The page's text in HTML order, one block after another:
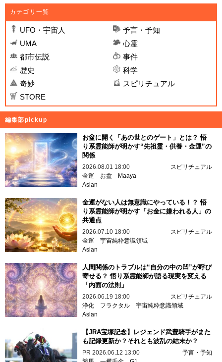
カテゴリ一覧
UFO・宇宙人
予言・予知
UMA
心霊
都市伝説
事件
歴史
科学
奇妙
スピリチュアル
STORE
編集部pickup
お盆に開く「あの世とのゲート」とは？ 悟
り系霊能師が明かす“先祖霊・供養・金運”の
関係
2026.08.01 18:00
スピリチュアル
金運
お盆
Maaya
Aslan
金運がない人は無意識にやっている！？ 悟
り系霊能師が明かす「お金に嫌われる人」の
共通点
2026.07.10 18:00
スピリチュアル
金運 宇宙純粋意識領域
Aslan
人間関係のトラブルは“自分の中の凹”が呼び
寄せる？ 悟り系霊能師が語る現実を変える
「内面の法則」
2026.06.19 18:00
スピリチュアル
浄化
フラクタル 宇宙純粋意識領域
Aslan
【JRA宝塚記念】レジェンド武豊騎手がまた
も記録更新か？それとも波乱の結末か？
PR 2026.06.12 13:00
予言・予知